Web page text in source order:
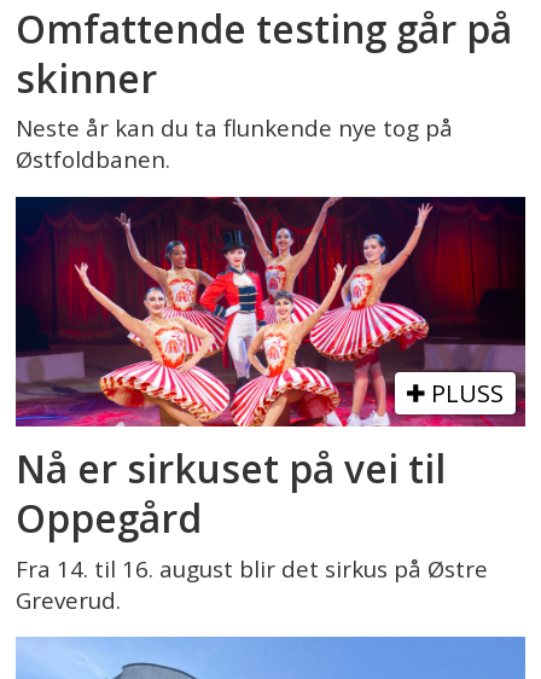
Omfattende testing går på
skinner
Neste år kan du ta flunkende nye tog på
Østfoldbanen.
PLUSS
Nå er sirkuset på vei til
Oppegård
Fra 14. til 16. august blir det sirkus på Østre
Greverud.